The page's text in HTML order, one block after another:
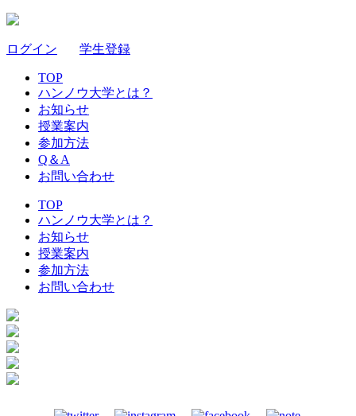
ログイン 学生登録
TOP
ハンノウ大学とは？
お知らせ
授業案内
参加方法
Q＆A
お問い合わせ
TOP
ハンノウ大学とは？
お知らせ
授業案内
参加方法
お問い合わせ